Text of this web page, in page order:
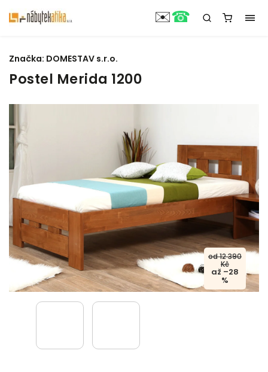
Postel Merida 1200
od 12 390
Kč
až –28
%
Značka: DOMESTAV s.r.o.
✉️☎